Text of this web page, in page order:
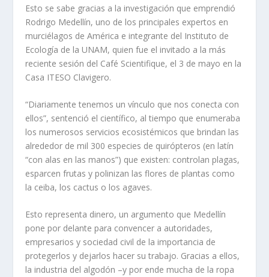
Esto se sabe gracias a la investigación que emprendió
Rodrigo Medellín, uno de los principales expertos en
murciélagos de América e integrante del Instituto de
Ecología de la UNAM, quien fue el invitado a la más
reciente sesión del Café Scientifique, el 3 de mayo en la
Casa ITESO Clavigero.
“Diariamente tenemos un vínculo que nos conecta con
ellos”, sentenció el científico, al tiempo que enumeraba
los numerosos servicios ecosistémicos que brindan las
alrededor de mil 300 especies de quirópteros (en latín
“con alas en las manos”) que existen: controlan plagas,
esparcen frutas y polinizan las flores de plantas como
la ceiba, los cactus o los agaves.
Esto representa dinero, un argumento que Medellín
pone por delante para convencer a autoridades,
empresarios y sociedad civil de la importancia de
protegerlos y dejarlos hacer su trabajo. Gracias a ellos,
la industria del algodón –y por ende mucha de la ropa